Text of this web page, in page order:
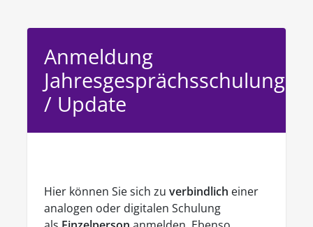
Anmeldung
Jahresgesprächsschulung
/ Update
Hier können Sie sich zu verbindlich einer
analogen oder digitalen Schulung